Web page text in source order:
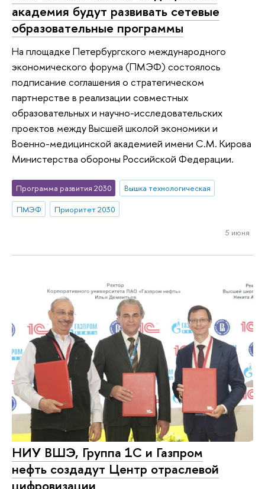
академия будут развивать сетевые
образовательные программы
На площадке Петербургского международного
экономического форума (ПМЭФ) состоялось
подписание соглашения о стратегическом
партнерстве в реализации совместных
образовательных и научно-исследовательских
проектов между Высшей школой экономики и
Военно-медицинской академией имени С.М. Кирова
Министерства обороны Российской Федерации.
Программа развития 2030
Вышка технологическая
ПМЭФ
Приоритет 2030
5 июня
НИУ ВШЭ, Группа 1С и Газпром
нефть создадут Центр отраслевой